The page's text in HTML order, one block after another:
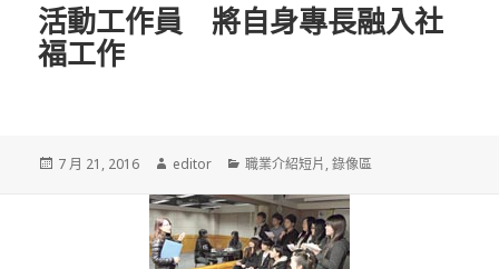
活動工作員 將自身專長融入社
福工作
發
7 月 21, 2016
作
editor
分
職業介紹短片,錄像區